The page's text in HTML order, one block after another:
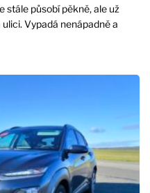
stále působí pěkně, ale už
Vypadá nenápadně a